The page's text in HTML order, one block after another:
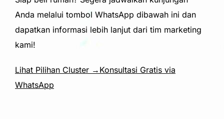
Anda melalui tombol WhatsApp dibawah ini dan
dapatkan informasi lebih lanjut dari tim marketing
kami!
Lihat Pilihan Cluster → Konsultasi Gratis via
WhatsApp